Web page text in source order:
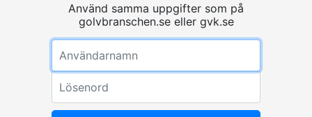
Använd samma uppgifter som på
golvbranschen.se eller gvk.se